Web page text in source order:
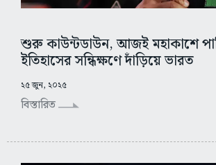
শুরু কাউন্টডাউন, আজই মহাকাশে
ইতিহাসের সন্ধিক্ষণে দাঁড়িয়ে ভারত
২৫ জুন, ২০২৫
বিস্তারিত